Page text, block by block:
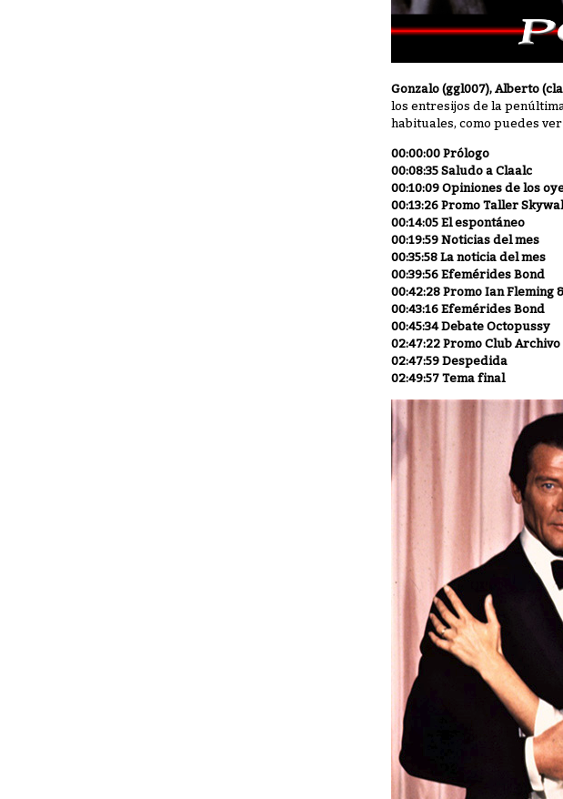
Gonzalo (ggl007), Alberto
los entresijos de la
habituales, como puedes
00:00:00 Prólogo
00:08:35 Saludo a Claalc
00:10:09 Opiniones de los
00:13:26 Promo Taller
00:14:05 El espontáneo
00:19:59 Noticias del mes
00:35:58 La noticia del mes
00:39:56 Efemérides Bond
00:42:28 Promo Ian Fleming
00:43:16 Efemérides Bond
00:45:34 Debate Octopussy
02:47:22 Promo Club Archivo
02:47:59 Despedida
02:49:57 Tema final